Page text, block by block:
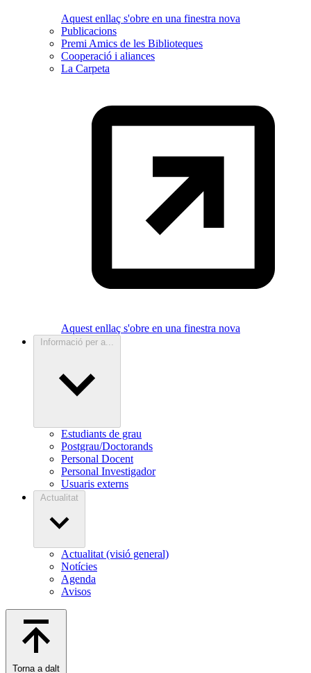
Aquest enllaç s'obre en una finestra nova
Publicacions
Premi Amics de les Biblioteques
Cooperació i aliances
La Carpeta
Aquest enllaç s'obre en una finestra nova
Informació per a...
Estudiants de grau
Postgrau/Doctorands
Personal Docent
Personal Investigador
Usuaris externs
Actualitat
Actualitat (visió general)
Notícies
Agenda
Avisos
Torna a dalt